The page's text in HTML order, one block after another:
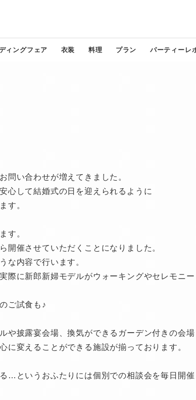
ィングフェア 衣装 料理 プラン パーティーレ
問い合わせが増えてきました。
心して結婚式の日を迎えられるように
す。
す。
開催させていただくことになりました。
な内容で行います。
際に新郎新婦モデルがウォーキングやセレモニー
ご試食も♪
や披露宴会場、換気ができるガーデン付きの会場
に変えることができる施設が揃っております。
…というおふたりには個別での相談会を毎日開催